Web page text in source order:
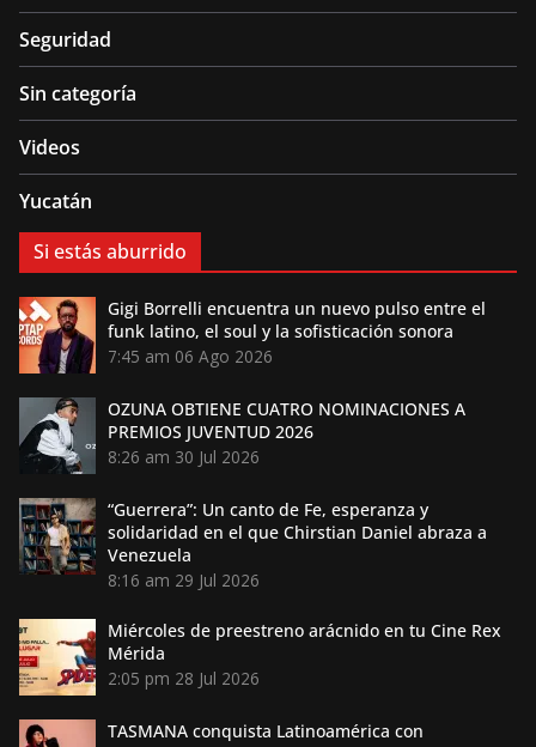
Seguridad
Sin categoría
Videos
Yucatán
Si estás aburrido
Gigi Borrelli encuentra un nuevo pulso entre el
funk latino, el soul y la sofisticación sonora
7:45 am 06 Ago 2026
OZUNA OBTIENE CUATRO NOMINACIONES A
PREMIOS JUVENTUD 2026
8:26 am 30 Jul 2026
“Guerrera”: Un canto de Fe, esperanza y
solidaridad en el que Chirstian Daniel abraza a
Venezuela
8:16 am 29 Jul 2026
Miércoles de preestreno arácnido en tu Cine Rex
Mérida
2:05 pm 28 Jul 2026
TASMANA conquista Latinoamérica con